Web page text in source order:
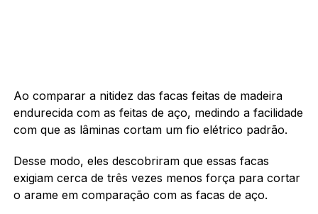
Ao comparar a nitidez das facas feitas de madeira
endurecida com as feitas de aço, medindo a facilidade
com que as lâminas cortam um fio elétrico padrão.
Desse modo, eles descobriram que essas facas
exigiam cerca de três vezes menos força para cortar
o arame em comparação com as facas de aço.